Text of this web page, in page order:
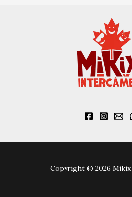
Copyright © 2026 Mikix